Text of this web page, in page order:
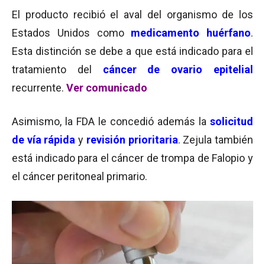
El producto recibió el aval del organismo de los
Estados Unidos como medicamento huérfano.
Esta distinción se debe a que está indicado para el
tratamiento del cáncer de ovario epitelial
recurrente. Ver comunicado
Asimismo, la FDA le concedió además la solicitud
de vía rápiday revisión prioritaria. Zejula también
está indicado para el cáncer de trompa de Falopio y
el cáncer peritoneal primario.